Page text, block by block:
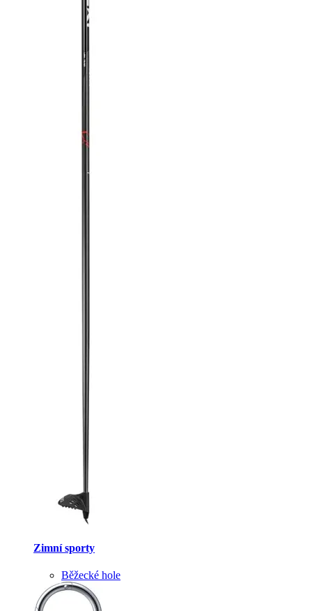
Zimní sporty
Běžecké hole